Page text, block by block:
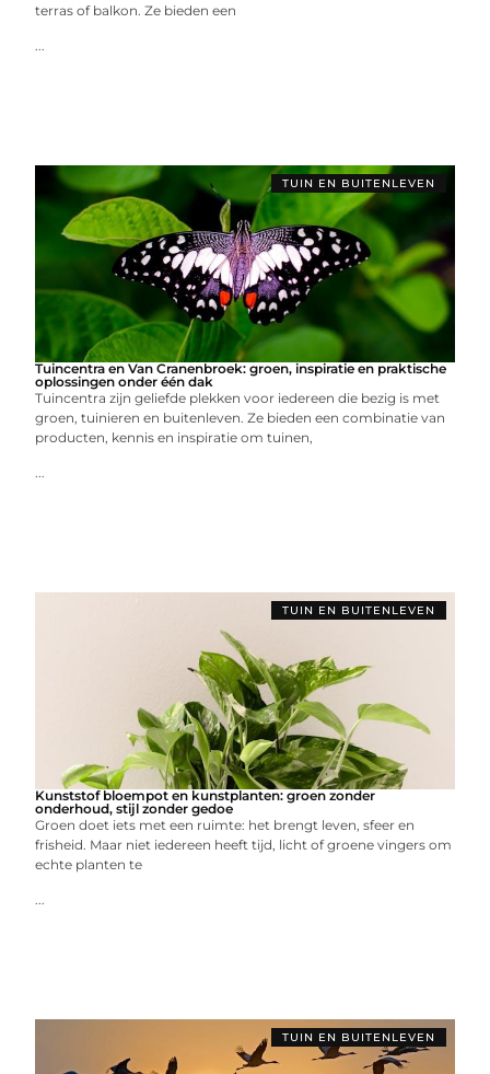
terras of balkon. Ze bieden een
...
TUIN EN BUITENLEVEN
Tuincentra en Van Cranenbroek: groen, inspiratie en praktische
oplossingen onder één dak
Tuincentra zijn geliefde plekken voor iedereen die bezig is met
groen, tuinieren en buitenleven. Ze bieden een combinatie van
producten, kennis en inspiratie om tuinen,
...
TUIN EN BUITENLEVEN
Kunststof bloempot en kunstplanten: groen zonder
onderhoud, stijl zonder gedoe
Groen doet iets met een ruimte: het brengt leven, sfeer en
frisheid. Maar niet iedereen heeft tijd, licht of groene vingers om
echte planten te
...
TUIN EN BUITENLEVEN